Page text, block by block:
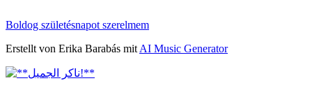
Boldog születésnapot szerelmem
Erstellt von Erika Barabás mit AI Music Generator